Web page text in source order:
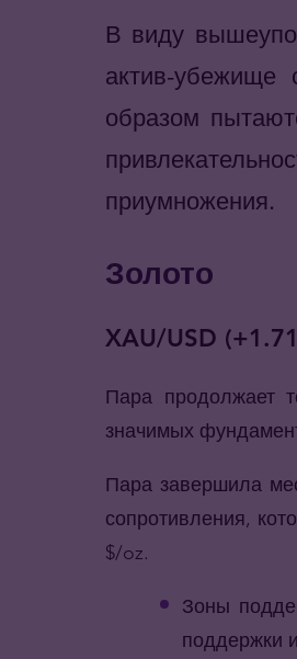
В виду
актив-убежище
образом
приумножения.
Золото
XAU/USD
Пара продолжает
значимых
Пара завершила
сопротивления,
$/oz.
Зоны
поддержки